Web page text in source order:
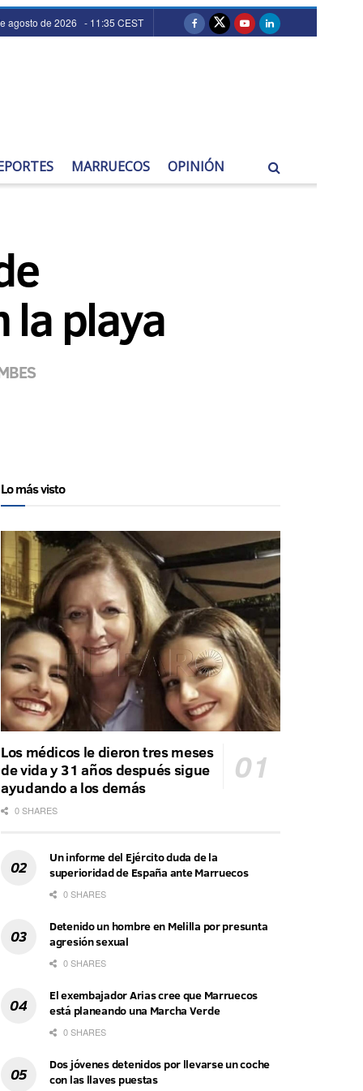
agosto de 2026 - 11:35 CEST
MARRUECOS OPINIÓN
la playa
Lo más visto
Los médicos le dieron tres meses
de vida y 31 años después sigue
ayudando a los demás
0 SHARES
Un informe del Ejército duda de la
superioridad de España ante Marruecos
0 SHARES
Detenido un hombre en Melilla por presunta
agresión sexual
0 SHARES
El exembajador Arias cree que Marruecos
está planeando una Marcha Verde
0 SHARES
Dos jóvenes detenidos por llevarse un coche
con las llaves puestas